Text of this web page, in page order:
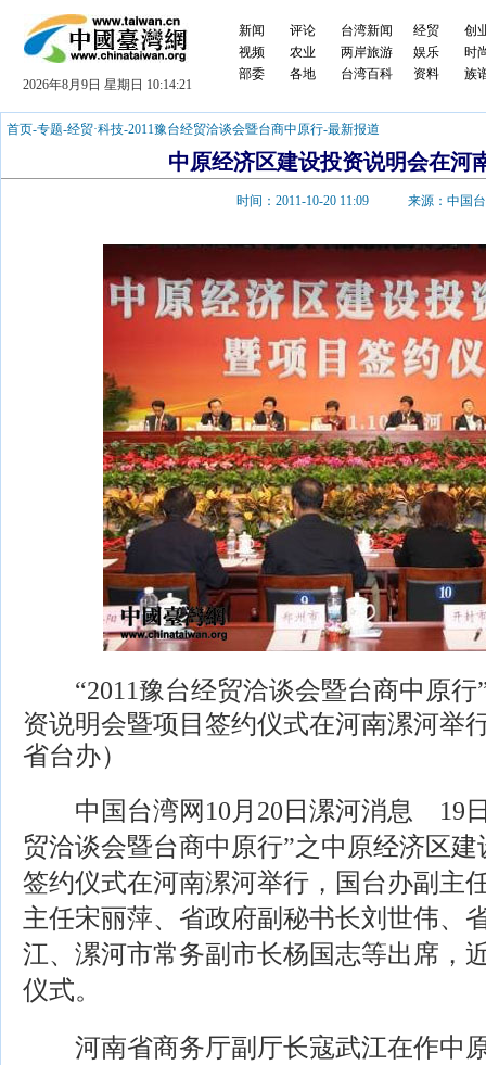
2026年8月9日 星期日 10:14:21
新闻
视频
部委
评论
农业
各地
台湾新闻
两岸旅游
台湾百科
经贸
娱乐
资料
创
时
族
首页-专题-经贸·科技-2011豫台经贸洽谈会暨台商中原行-最新报道
中原经济区建设投资说明会在河
时间：2011-10-20 11:09 来源：中国
“2011豫台经贸洽谈会暨台商中原行
资说明会暨项目签约仪式在河南漯河举
省台办）
中国台湾网10月20日漯河消息 19日
贸洽谈会暨台商中原行”之中原经济区
签约仪式在河南漯河举行，国台办副主
主任宋丽萍、省政府副秘书长刘世伟、
江、漯河市常务副市长杨国志等出席，
仪式。
河南省商务厅副厅长寇武江在作中